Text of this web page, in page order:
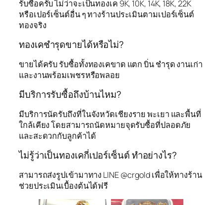
รับซื้อครับ ไม่ว่าจะเป็นทองเค 9K, 10K, 14K, 18K, 22K
หรือเปอร์เซ็นต์อื่น ๆ ทางร้านประเมินตามเปอร์เซ็นต์
ทองจริง
ทองเคชำรุดขายได้หรือไม่?
ขายได้ครับ รับซื้อทั้งทองเคขาด แตก บิ่น ชำรุด งานเก่า
และงานพร้อมเพชรหรือพลอย
มีบริการรับซื้อถึงบ้านไหม?
มีบริการนัดรับถึงที่ในจังหวัดเชียงราย พะเยา และพื้นที่
ใกล้เคียง โดยสามารถนัดหมายจุดรับซื้อที่ปลอดภัย
และสะดวกกับลูกค้าได้
ไม่รู้ว่าเป็นทองเคกี่เปอร์เซ็นต์ ทำอย่างไร?
สามารถส่งรูปเข้ามาทาง LINE @crgold เพื่อให้ทางร้าน
ช่วยประเมินเบื้องต้นได้ฟรี